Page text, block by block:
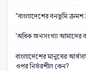
"বাংলাদেশের বনভূমি ক্রমশ
'অধিক জনসংখ্যা আমাদের
বাংলাদেশের মানুষের
ওপর নির্ভরশীল কেন?